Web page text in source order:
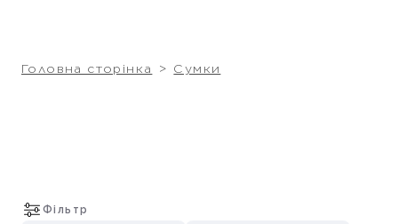
Головна сторінка Сумки
Фільтр